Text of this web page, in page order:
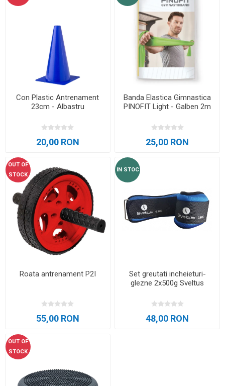
Con Plastic Antrenament
23cm - Albastru
20,00 RON
Banda Elastica Gimnastica
PINOFIT Light - Galben 2m
25,00 RON
OUT OF
STOCK
Roata antrenament P2I
55,00 RON
IN STOC
Set greutati incheieturi-
glezne 2x500g Sveltus
48,00 RON
OUT OF
STOCK